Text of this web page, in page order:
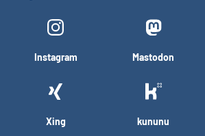
Instagram Mastodon
Xing kununu